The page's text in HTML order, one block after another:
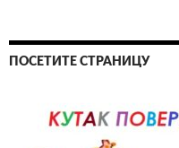
ПОСЕТИТЕ СТРАНИЦУ